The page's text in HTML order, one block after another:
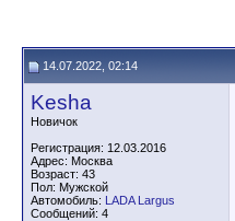
14.07.2022, 02:14
Kesha
Новичок
Регистрация: 12.03.2016
Адрес: Москва
Возраст: 43
Пол: Мужской
Автомобиль: LADA Largus
Сообщений: 4